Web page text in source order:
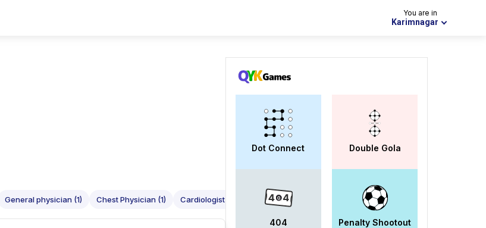
You are in
Karimnagar
General physician (1) Chest Physician (1) Cardiologist (2) Laparoscopic Surgeon (1) Neuro Surgeon (1)
Dot Connect Double Gola
404 Penalty Shootout